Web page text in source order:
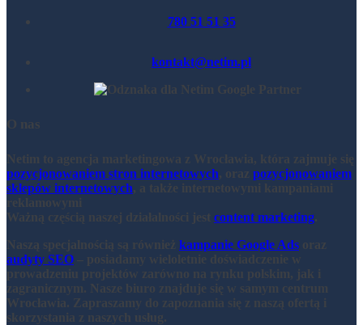
780 51 51 35
kontakt@netim.pl
O nas
Netim to agencja marketingowa z Wrocławia, która zajmuje się
pozycjonowaniem stron internetowych, oraz pozycjonowaniem
sklepów internetowych, a także internetowymi kampaniami
reklamowymi
Ważną częścią naszej działalności jest content marketing.
Naszą specjalnością są również kampanie Google Ads oraz
audyty SEO – posiadamy wieloletnie doświadczenie w
prowadzeniu projektów zarówno na rynku polskim, jak i
zagranicznym. Nasze biuro znajduje się w samym centrum
Wrocławia. Zapraszamy do zapoznania się z naszą ofertą i
skorzystania z naszych usług.